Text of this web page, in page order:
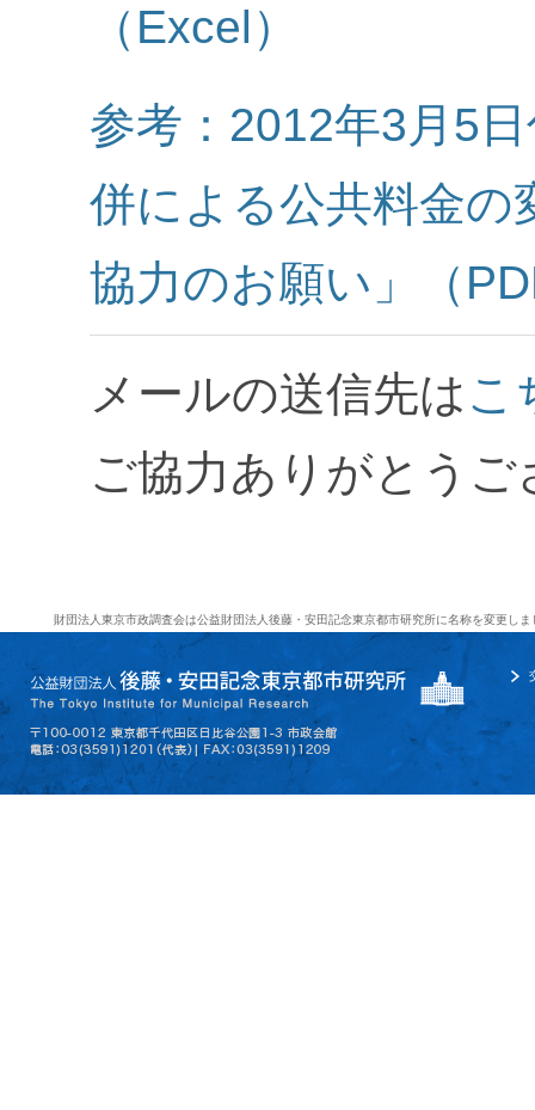
（Excel）
参考：2012年3月5
併による公共料金の
協力のお願い」（
メールの送信先はこ
ご協力ありがとう
財団法人東京市政調査会は公益財団法人後藤・安田記念東京都市研究所に名称を変更しま